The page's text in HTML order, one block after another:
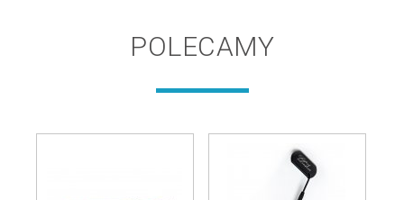
POLECAMY